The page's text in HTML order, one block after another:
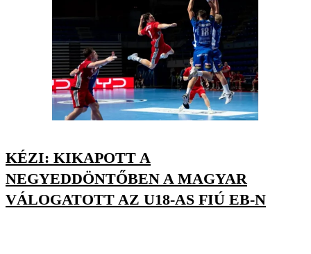
KÉZI: KIKAPOTT A
NEGYEDDÖNTŐBEN A MAGYAR
VÁLOGATOTT AZ U18-AS FIÚ EB-N